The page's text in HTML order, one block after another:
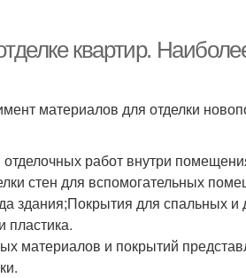
квартир.
материалов для отделки
работ внутри
стен для вспомогательных
здания;Покрытия для спальных
пластика.
материалов и покрытий